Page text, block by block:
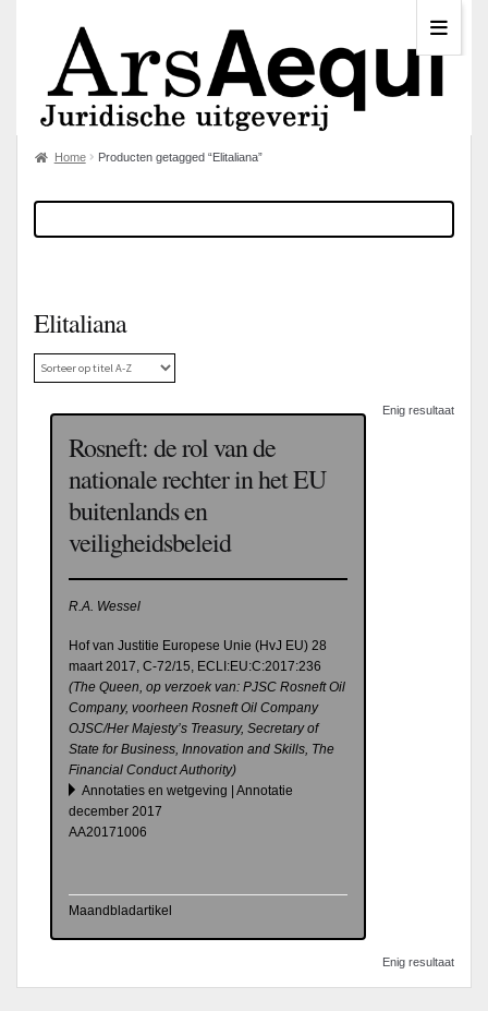
Home Producten getagged “Elitaliana”
Elitaliana
Enig resultaat
Rosneft: de rol van de
nationale rechter in het EU
buitenlands en
veiligheidsbeleid
R.A. Wessel
Hof van Justitie Europese Unie (HvJ EU) 28
maart 2017, C-72/15, ECLI:EU:C:2017:236
(The Queen, op verzoek van: PJSC Rosneft Oil
Company, voorheen Rosneft Oil Company
OJSC/Her Majesty’s Treasury, Secretary of
State for Business, Innovation and Skills, The
Financial Conduct Authority)
Annotaties en wetgeving | Annotatie
december 2017
AA20171006
Maandbladartikel
Enig resultaat